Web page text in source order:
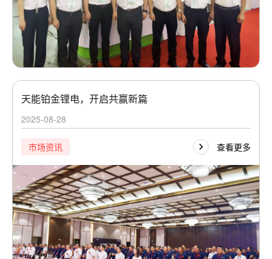
天能铂金锂电，开启共赢新篇
2025-08-28
市场资讯 查看更多